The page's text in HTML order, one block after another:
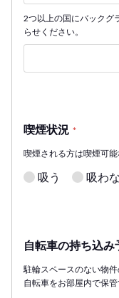
2つ以上の国にバックグ
らせください。
喫煙状況 *
喫煙される方は喫煙可能
吸う 吸わ
自転車の持ち込み
駐輪スペースのない物
自転車をお部屋内で保管